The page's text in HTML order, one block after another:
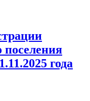
поселения
года